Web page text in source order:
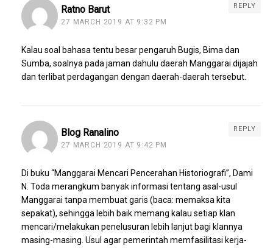
Ratno Barut
27 MARCH 2019 AT 9:32 PM
REPLY
Kalau soal bahasa tentu besar pengaruh Bugis, Bima dan
Sumba, soalnya pada jaman dahulu daerah Manggarai dijajah
dan terlibat perdagangan dengan daerah-daerah tersebut.
Blog Ranalino
27 MARCH 2019 AT 9:42 PM
REPLY
Di buku “Manggarai Mencari Pencerahan Historiografi”, Dami
N. Toda merangkum banyak informasi tentang asal-usul
Manggarai tanpa membuat garis (baca: memaksa kita
sepakat), sehingga lebih baik memang kalau setiap klan
mencari/melakukan penelusuran lebih lanjut bagi klannya
masing-masing. Usul agar pemerintah memfasilitasi kerja-